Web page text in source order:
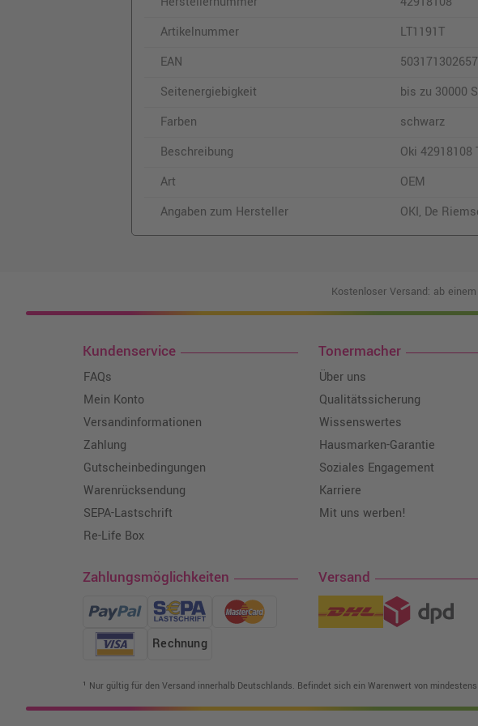
Artikelnummer
LT1191T
EAN
Seitenergiebigkeit
bis zu 30000
Farben
schwarz
Beschreibung
Oki 42918108
Art
OEM
Angaben zum Hersteller
Kostenloser Versand: ab
Kundenservice
FAQs
Mein Konto
Versandinformationen
Zahlung
Gutscheinbedingungen
Warenrücksendung
SEPA-Lastschrift
Re-Life Box
Tonermacher
Über uns
Qualitätssicherung
Wissenswertes
Hausmarken-Garantie
Soziales Engagement
Karriere
Mit uns werben!
Zahlungsmöglichkeiten
Rechnung
Versand
¹ Nur gültig für den Versand innerhalb Deutschlands. Befindet sich ein Warenwert von